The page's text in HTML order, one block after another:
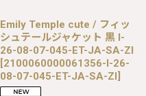
Emily Temple cute / フィッ
シュテールジャケット 黒 I-
26-08-07-045-ET-JA-SA-ZI
[2100060000061356-I-26-
08-07-045-ET-JA-SA-ZI]